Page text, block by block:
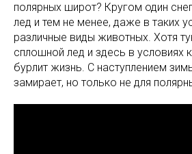
полярных широт? Кругом один
лед и тем не менее, даже в таких
различные виды животных. Хотя
сплошной лед и здесь в условиях
бурлит жизнь. С наступлением
замирает, но только не для